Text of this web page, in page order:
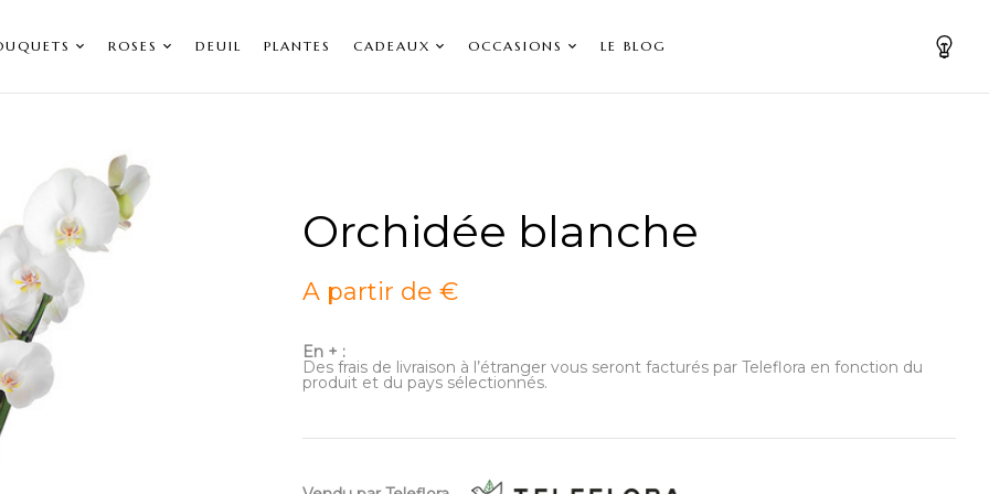
ROSES DEUIL PLANTES CADEAUX OCCASIONS LE BLOG
Orchidée blanche
A partir de €
En + :
Des frais de livraison à l’étranger vous seront facturés par Teleflora en fonction du
produit et du pays sélectionnés.